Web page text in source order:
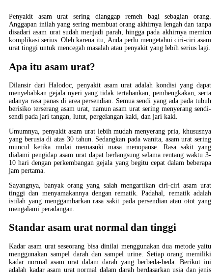
Penyakit asam urat sering dianggap remeh bagi sebagian orang.
Anggapan inilah yang sering membuat orang akhirnya lengah dan tanpa
disadari asam urat sudah menjadi parah, hingga pada akhirnya memicu
komplikasi serius. Oleh karena itu, Anda perlu mengetahui ciri-ciri asam
urat tinggi untuk mencegah masalah atau penyakit yang lebih serius lagi.
Apa itu asam urat?
Dilansir dari Halodoc, penyakit asam urat adalah kondisi yang dapat
menyebabkan gejala nyeri yang tidak tertahankan, pembengkakan, serta
adanya rasa panas di area persendian. Semua sendi yang ada pada tubuh
berisiko terserang asam urat, namun asam urat sering menyerang sendi-
sendi pada jari tangan, lutut, pergelangan kaki, dan jari kaki.
Umumnya, penyakit asam urat lebih mudah menyerang pria, khususnya
yang berusia di atas 30 tahun. Sedangkan pada wanita, asam urat sering
muncul ketika mulai memasuki masa menopause. Rasa sakit yang
dialami pengidap asam urat dapat berlangsung selama rentang waktu 3-
10 hari dengan perkembangan gejala yang begitu cepat dalam beberapa
jam pertama.
Sayangnya, banyak orang yang salah mengartikan ciri-ciri asam urat
tinggi dan menyamakannya dengan rematik. Padahal, rematik adalah
istilah yang menggambarkan rasa sakit pada persendian atau otot yang
mengalami peradangan.
Standar asam urat normal dan tinggi
Kadar asam urat seseorang bisa dinilai menggunakan dua metode yaitu
menggunakan sampel darah dan sampel urine. Setiap orang memiliki
kadar normal asam urat dalam darah yang berbeda-beda. Berikut ini
adalah kadar asam urat normal dalam darah berdasarkan usia dan jenis